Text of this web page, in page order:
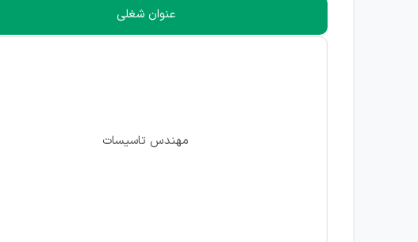
عنوان شغلی
مهندس تاسیسات